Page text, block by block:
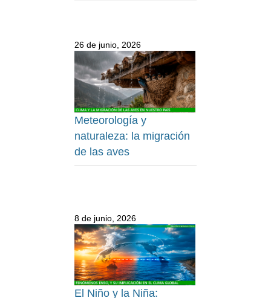
26 de junio, 2026
Meteorología y
naturaleza: la migración
de las aves
8 de junio, 2026
El Niño y la Niña: